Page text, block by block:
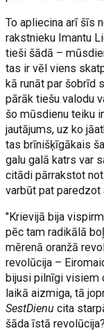
To apliecina arī šīs
rakstnieku Imantu
tieši šādā –
tas ir vēl viens
kā runāt par šobrīd
pārāk tiešu valodu
šo mūsdienu teiku
jautājums, uz ko
tas brīnišķīgākais
galu galā katrs var
citādi pārrakstot
varbūt pat
"Krievijā bija
pēc tam radikālā
mērenā oranžā
revolūcija –
bijusi pilnīgi visiem
laikā aizmiga, tā
SestDienucita
šāda īstā